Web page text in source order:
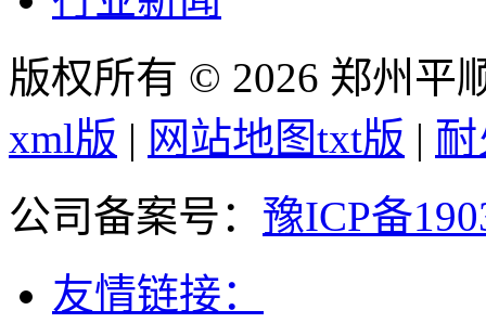
版权所有 © 2026 郑州平
xml版 | 网站地图txt版 |
公司备案号： 豫ICP备
友情链接：